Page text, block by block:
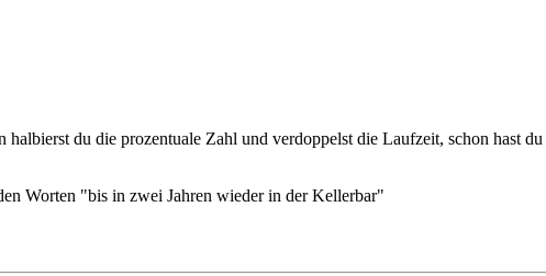
halbierst du die prozentuale Zahl und verdoppelst die Laufzeit, schon hast
Worten "bis in zwei Jahren wieder in der Kellerbar"